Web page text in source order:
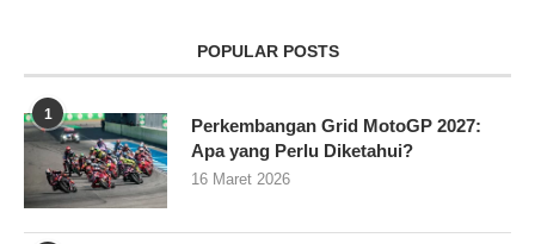
POPULAR POSTS
1
Perkembangan Grid MotoGP 2027:
Apa yang Perlu Diketahui?
16 Maret 2026